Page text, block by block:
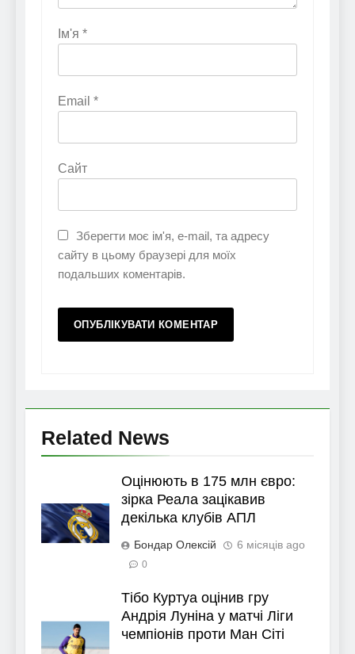
Ім'я *
Email *
Сайт
Зберегти моє ім'я, e-mail, та адресу
сайту в цьому браузері для моїх
подальших коментарів.
Related News
Оцінюють в 175 млн євро:
зірка Реала зацікавив
декілька клубів АПЛ
Бондар Олексій 6 місяців ago
0
Тібо Куртуа оцінив гру
Андрія Луніна у матчі Ліги
чемпіонів проти Ман Сіті